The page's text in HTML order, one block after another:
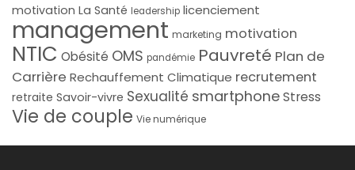
motivation La Santé leadership licenciement
management marketing motivation
NTIC Obésité OMS pandémie Pauvreté Plan de
Carrière Rechauffement Climatique recrutement
retraite Savoir-vivre Sexualité smartphoneStress
Vie de couple Vie numérique